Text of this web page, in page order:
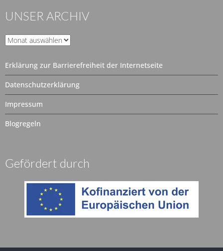
UNSER ARCHIV
Unser
Erklärung zur Barrierefreiheit der Internetseite
Datenschutzerklärung
Impressum
Blogregeln
Gefördert durch